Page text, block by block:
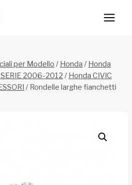
per Modello / Honda / Honda
2006-2012 / Honda CIVIC
/ Rondelle larghe fianchetti